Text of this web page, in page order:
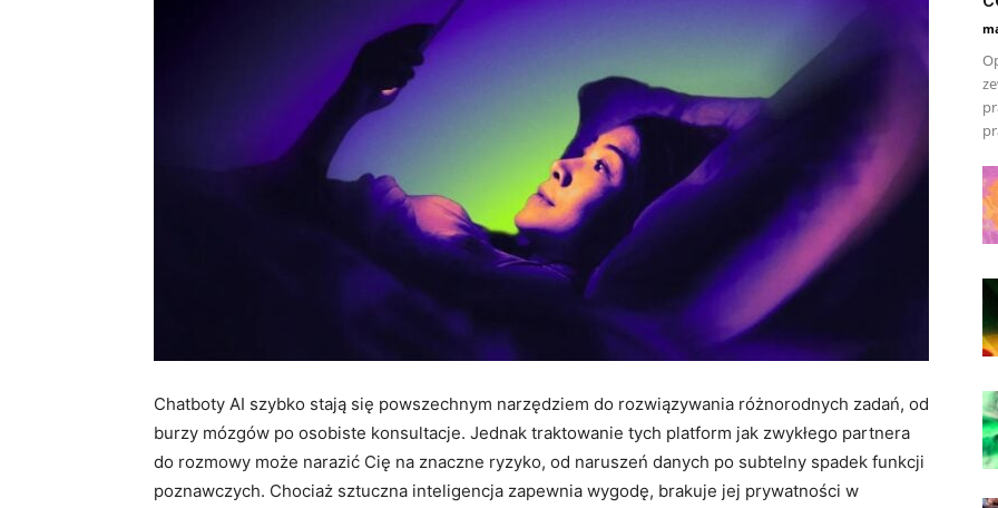
Chatboty AI szybko stają się powszechnym narzędziem do rozwiązywania różnorodnych zadań, od
burzy mózgów po osobiste konsultacje. Jednak traktowanie tych platform jak zwykłego partnera
do rozmowy może narazić Cię na znaczne ryzyko, od naruszeń danych po subtelny spadek funkcji
poznawczych. Chociaż sztuczna inteligencja zapewnia wygodę, brakuje jej prywatności w